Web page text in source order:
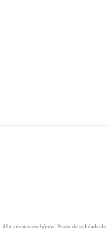
40x apostas em bônus. Prazo de validade de